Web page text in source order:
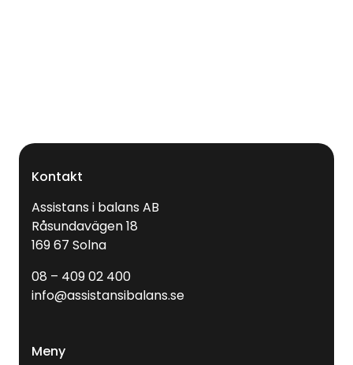
Kontakt
Assistans i balans AB
Råsundavägen 18
169 67 Solna
08 – 409 02 400
info@assistansibalans.se
Meny